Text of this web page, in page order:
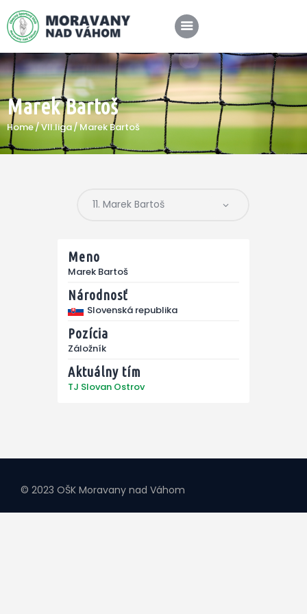
Marek Bartoš
Home VII.liga Marek Bartoš
SPRÁVY
KLUB
Meno
Marek Bartoš
Národnosť
Slovenská republika
Pozícia
Záložník
Aktuálny tím
TJ Slovan Ostrov
© 2023 OŠK Moravany nad Váhom